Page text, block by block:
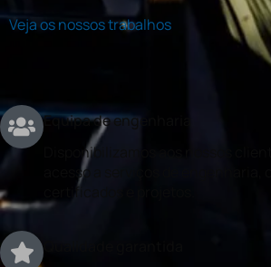
Veja os nossos trabalhos
Equipa de engenharia
Disponibilizamos aos nossos
acesso a serviços de engenharia,
certificados e projetos.